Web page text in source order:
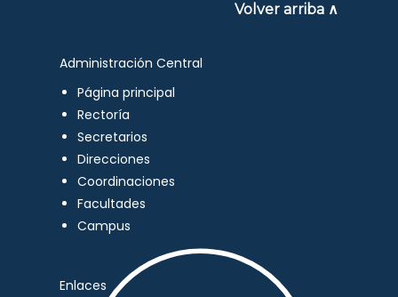
Volver arriba ∧
Administración Central
Página principal
Rectoría
Secretarios
Direcciones
Coordinaciones
Facultades
Campus
Enlaces